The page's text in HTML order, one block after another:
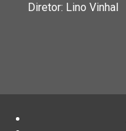
Diretor: Lino Vinhal